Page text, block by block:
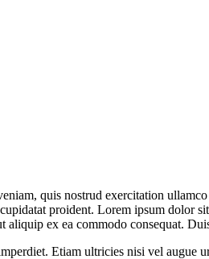
quis nostrud exercitation
proident. Lorem ipsum dolor
ex ea commodo consequat.
Etiam ultricies nisi vel augue